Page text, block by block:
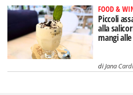
FOOD &
Piccoli
alla
mangi
diJana